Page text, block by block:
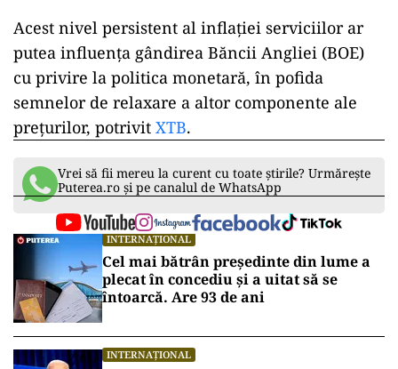
Acest nivel persistent al inflației serviciilor ar
putea influența gândirea Băncii Angliei (BOE)
cu privire la politica monetară, în pofida
semnelor de relaxare a altor componente ale
prețurilor, potrivit XTB.
Vrei să fii mereu la curent cu toate știrile? Urmărește
Puterea.ro și pe canalul de WhatsApp
INTERNAȚIONAL
Cel mai bătrân președinte din lume a
plecat în concediu și a uitat să se
întoarcă. Are 93 de ani
INTERNAȚIONAL